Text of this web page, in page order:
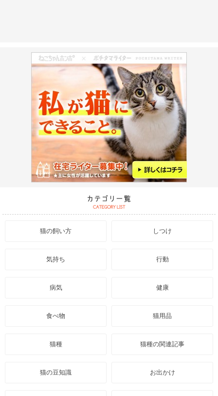
猫の飼い方 しつけ
気持ち 行動
病気 健康
食べ物 猫用品
猫種 猫種の関連記事
猫の豆知識 お出かけ